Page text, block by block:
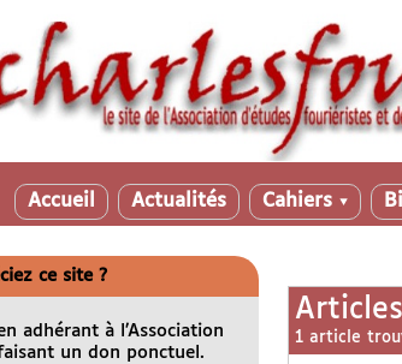
Accueil Actualités Cahiers ▼
1 article
ce site ?
adhérant à l’Association
un don ponctuel.